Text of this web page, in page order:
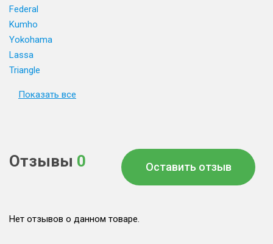
Federal
Kumho
Yokohama
Lassa
Triangle
Показать все
Отзывы 0 Оставить отзыв
Нет отзывов о данном товаре.